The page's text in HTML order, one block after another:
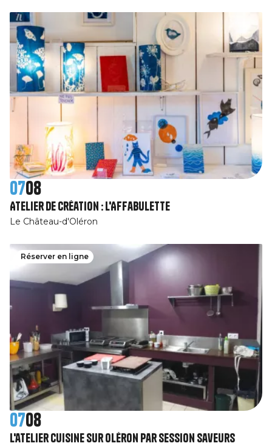
0708
Atelier de création : l'Affabulette
Le Château-d'Oléron
Réserver en ligne
0708
L'atelier cuisine sur Oléron par Session SaveurS